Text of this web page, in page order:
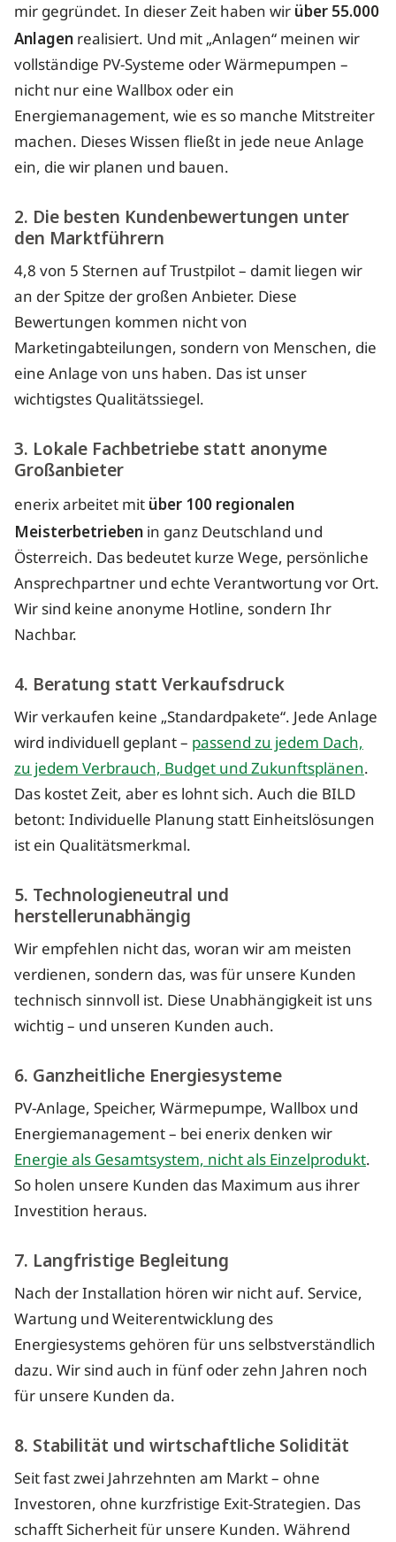
mir gegründet. In dieser Zeit haben wir über 55.000
Anlagen realisiert. Und mit „Anlagen“ meinen wir
vollständige PV-Systeme oder Wärmepumpen –
nicht nur eine Wallbox oder ein
Energiemanagement, wie es so manche Mitstreiter
machen. Dieses Wissen fließt in jede neue Anlage
ein, die wir planen und bauen.
2. Die besten Kundenbewertungen unter
den Marktführern
4,8 von 5 Sternen auf Trustpilot – damit liegen wir
an der Spitze der großen Anbieter. Diese
Bewertungen kommen nicht von
Marketingabteilungen, sondern von Menschen, die
eine Anlage von uns haben. Das ist unser
wichtigstes Qualitätssiegel.
3. Lokale Fachbetriebe statt anonyme
Großanbieter
enerix arbeitet mit über 100 regionalen
Meisterbetrieben in ganz Deutschland und
Österreich. Das bedeutet kurze Wege, persönliche
Ansprechpartner und echte Verantwortung vor Ort.
Wir sind keine anonyme Hotline, sondern Ihr
Nachbar.
4. Beratung statt Verkaufsdruck
Wir verkaufen keine „Standardpakete“. Jede Anlage
wird individuell geplant – passend zu jedem Dach,
zu jedem Verbrauch, Budget und Zukunftsplänen.
Das kostet Zeit, aber es lohnt sich. Auch die BILD
betont: Individuelle Planung statt Einheitslösungen
ist ein Qualitätsmerkmal.
5. Technologieneutral und
herstellerunabhängig
Wir empfehlen nicht das, woran wir am meisten
verdienen, sondern das, was für unsere Kunden
technisch sinnvoll ist. Diese Unabhängigkeit ist uns
wichtig – und unseren Kunden auch.
6. Ganzheitliche Energiesysteme
PV-Anlage, Speicher, Wärmepumpe, Wallbox und
Energiemanagement – bei enerix denken wir
Energie als Gesamtsystem, nicht als Einzelprodukt.
So holen unsere Kunden das Maximum aus ihrer
Investition heraus.
7. Langfristige Begleitung
Nach der Installation hören wir nicht auf. Service,
Wartung und Weiterentwicklung des
Energiesystems gehören für uns selbstverständlich
dazu. Wir sind auch in fünf oder zehn Jahren noch
für unsere Kunden da.
8. Stabilität und wirtschaftliche Solidität
Seit fast zwei Jahrzehnten am Markt – ohne
Investoren, ohne kurzfristige Exit-Strategien. Das
schafft Sicherheit für unsere Kunden. Während